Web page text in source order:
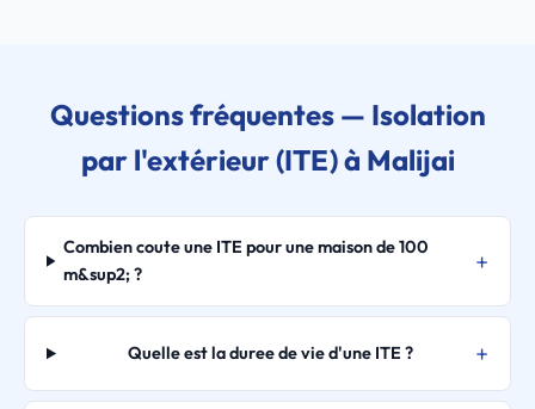
Questions fréquentes — Isolation
par l'extérieur (ITE) à Malijai
Combien coute une ITE pour une maison de 100
m&sup2; ?
Quelle est la duree de vie d'une ITE ?